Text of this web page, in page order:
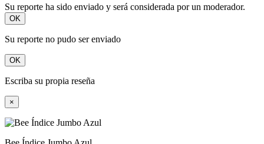
Su reporte ha sido enviado y será considerada por un moderador.
OK
Su reporte no pudo ser enviado
OK
Escriba su propia reseña
×